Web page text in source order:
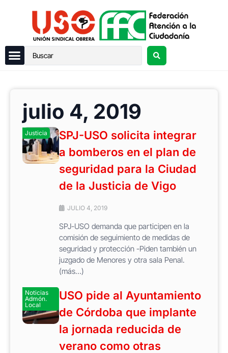
julio 4, 2019
Justicia
SPJ-USO solicita integrar
a bomberos en el plan de
seguridad para la Ciudad
de la Justicia de Vigo
JULIO 4, 2019
SPJ-USO demanda que participen en la
comisión de seguimiento de medidas de
seguridad y protección -Piden también un
juzgado de Menores y otra sala Penal.
(más…)
Noticias
Admón.
Local
USO pide al Ayuntamiento
de Córdoba que implante
la jornada reducida de
verano como otras